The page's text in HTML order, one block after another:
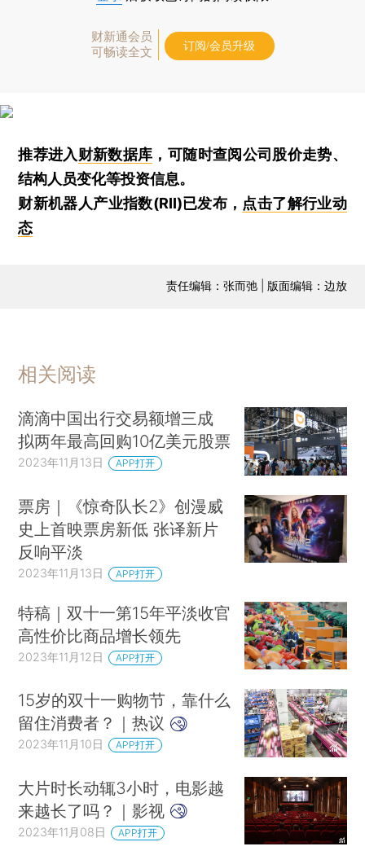
财新通会员
可畅读全文
订阅/会员升级
推荐进入财新数据库 ，可随时查阅公司股价走势、
结构人员变化等投资信息。
财新机器人产业指数(RII)已发布， 点击了解行业动
态
责任编辑：张而弛 | 版面编辑：边放
相关阅读
滴滴中国出行交易额增三成
拟两年最高回购10亿美元股票
2023年11月13日 APP打开
票房｜《惊奇队长2》创漫威
史上首映票房新低 张译新片
反响平淡
2023年11月13日 APP打开
特稿｜双十一第15年平淡收官
高性价比商品增长领先
2023年11月12日 APP打开
15岁的双十一购物节，靠什么
留住消费者？｜热议
2023年11月10日 APP打开
大片时长动辄3小时，电影越
来越长了吗？｜影视
2023年11月08日 APP打开